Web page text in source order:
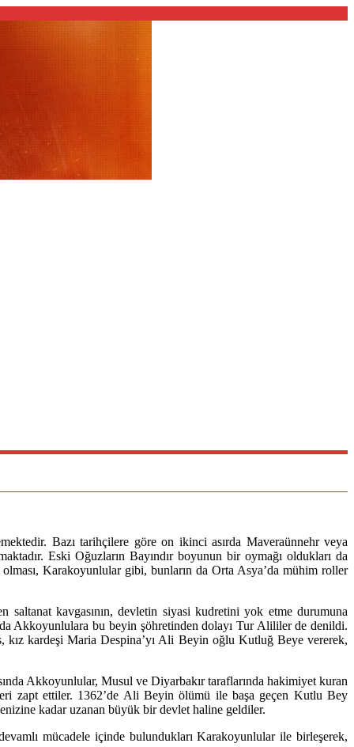
Bazı tarihçilere göre on ikinci asırda Maveraünnehr veya
Eski Oğuzların Bayındır boyunun bir oymağı oldukları da
olması, Karakoyunlular gibi, bunların da Orta Asya’da mühim roller
saltanat kavgasının, devletin siyasi kudretini yok etme durumuna
Akkoyunlulara bu beyin şöhretinden dolayı Tur Alililer de denildi.
kız kardeşi Maria Despina’yı Ali Beyin oğlu Kutluğ Beye vererek,
Akkoyunlular, Musul ve Diyarbakır taraflarında hakimiyet kuran
zapt ettiler. 1362’de Ali Beyin ölümü ile başa geçen Kutlu Bey
kadar uzanan büyük bir devlet haline geldiler.
mücadele içinde bulundukları Karakoyunlular ile birleşerek,